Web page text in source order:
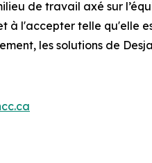
de travail axé sur
à l'accepter telle qu'elle
les solutions de